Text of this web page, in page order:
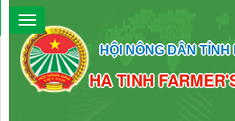
HỘI NÔNG DÂN TỈNH
HA TINH